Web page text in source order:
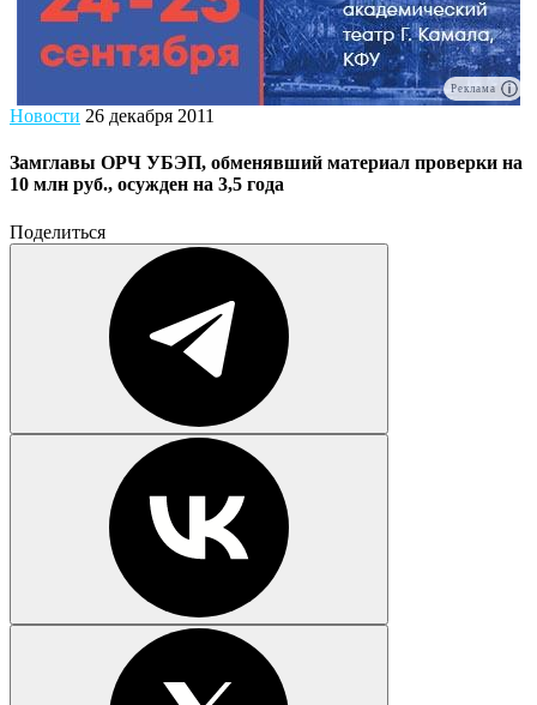
Реклама
Новости 26 декабря 2011
Замглавы ОРЧ УБЭП, обменявший материал проверки на
10 млн руб., осужден на 3,5 года
Поделиться